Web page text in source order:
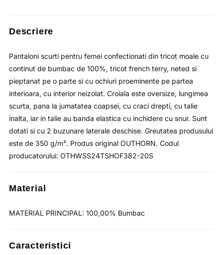
in
talie
Descriere
Pantaloni scurti pentru femei confectionati din tricot moale cu
continut de bumbac de 100%, tricot french terry, neted si
pieptanat pe o parte si cu ochiuri proeminente pe partea
interioara, cu interior neizolat. Croiala este oversize, lungimea
scurta, pana la jumatatea coapsei, cu craci drepti, cu talie
inalta, iar in talie au banda elastica cu inchidere cu snur. Sunt
dotati si cu 2 buzunare laterale deschise. Greutatea produsului
este de 350 g/m². Produs original OUTHORN. Codul
producatorului: OTHWSS24TSHOF382-20S
Material
MATERIAL PRINCIPAL: 100,00% Bumbac
Caracteristici